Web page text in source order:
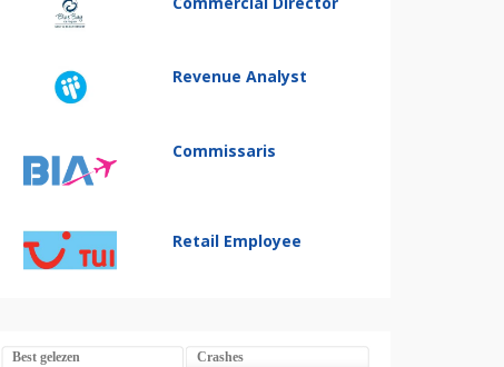
Revenue Analyst
Commissaris
Retail Employee
Best gelezen Crashes